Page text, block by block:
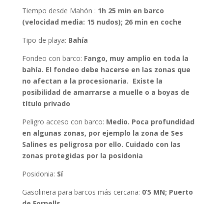
Tiempo desde Mahón : 1h 25 min en barco
(velocidad media: 15 nudos); 26 min en coche
Tipo de playa: Bahía
Fondeo con barco: Fango, muy amplio en toda la
bahía. El fondeo debe hacerse en las zonas que
no afectan a la procesionaria. Existe la
posibilidad de amarrarse a muelle o a boyas de
título privado
Peligro acceso con barco: Medio. Poca profundidad
en algunas zonas, por ejemplo la zona de Ses
Salines es peligrosa por ello. Cuidado con las
zonas protegidas por la posidonia
Posidonia: Sí
Gasolinera para barcos más cercana: 0’5 MN; Puerto